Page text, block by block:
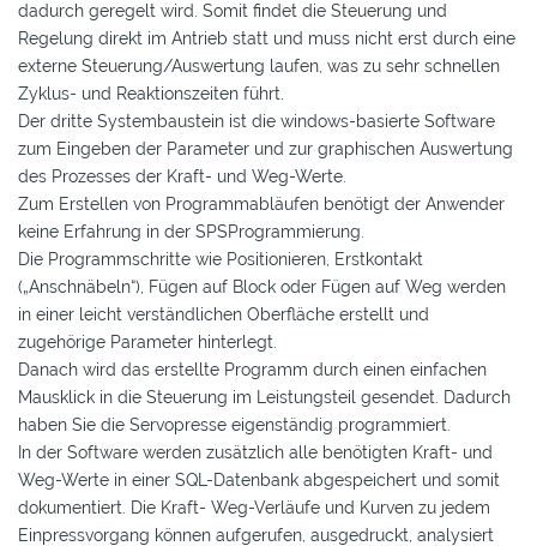
dadurch geregelt wird. Somit findet die Steuerung und
Regelung direkt im Antrieb statt und muss nicht erst durch eine
externe Steuerung/Auswertung laufen, was zu sehr schnellen
Zyklus- und Reaktionszeiten führt.
Der dritte Systembaustein ist die windows-basierte Software
zum Eingeben der Parameter und zur graphischen Auswertung
des Prozesses der Kraft- und Weg-Werte.
Zum Erstellen von Programmabläufen benötigt der Anwender
keine Erfahrung in der SPSProgrammierung.
Die Programmschritte wie Positionieren, Erstkontakt
(„Anschnäbeln“), Fügen auf Block oder Fügen auf Weg werden
in einer leicht verständlichen Oberfläche erstellt und
zugehörige Parameter hinterlegt.
Danach wird das erstellte Programm durch einen einfachen
Mausklick in die Steuerung im Leistungsteil gesendet. Dadurch
haben Sie die Servopresse eigenständig programmiert.
In der Software werden zusätzlich alle benötigten Kraft- und
Weg-Werte in einer SQL-Datenbank abgespeichert und somit
dokumentiert. Die Kraft- Weg-Verläufe und Kurven zu jedem
Einpressvorgang können aufgerufen, ausgedruckt, analysiert